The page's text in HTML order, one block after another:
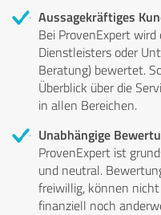
Aussagekräftiges
Bei ProvenExpert
Dienstleisters oder
Beratung) bewertet.
Überblick über die
in allen Bereichen.
Unabhängige
ProvenExpert ist
und neutral.
freiwillig, können
finanziell noch